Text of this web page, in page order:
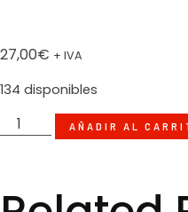
27,00€ + IVA
134 disponibles
AÑADIR AL